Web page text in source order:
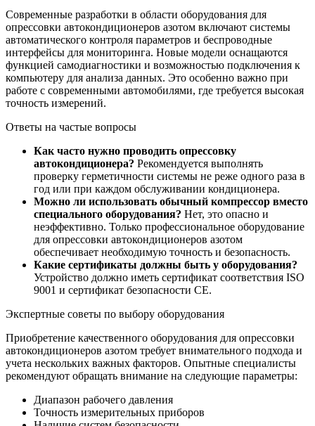
Современные разработки в области оборудования для
опрессовки автокондиционеров азотом включают системы
автоматического контроля параметров и беспроводные
интерфейсы для мониторинга. Новые модели оснащаются
функцией самодиагностики и возможностью подключения к
компьютеру для анализа данных. Это особенно важно при
работе с современными автомобилями, где требуется высокая
точность измерений.
Ответы на частые вопросы
Как часто нужно проводить опрессовку
автокондиционера? Рекомендуется выполнять
проверку герметичности системы не реже одного раза в
год или при каждом обслуживании кондиционера.
Можно ли использовать обычный компрессор вместо
специального оборудования? Нет, это опасно и
неэффективно. Только профессиональное оборудование
для опрессовки автокондиционеров азотом
обеспечивает необходимую точность и безопасность.
Какие сертификаты должны быть у оборудования?
Устройство должно иметь сертификат соответствия ISO
9001 и сертификат безопасности CE.
Экспертные советы по выбору оборудования
Приобретение качественного оборудования для опрессовки
автокондиционеров азотом требует внимательного подхода и
учета нескольких важных факторов. Опытные специалисты
рекомендуют обращать внимание на следующие параметры:
Диапазон рабочего давления
Точность измерительных приборов